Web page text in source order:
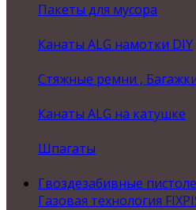
Пакеты для мусора
Канаты ALG намотки DIY
Стяжные ремни ,
Канаты ALG на катушке
Шпагаты
Гвоздезабивные
Газовая технология